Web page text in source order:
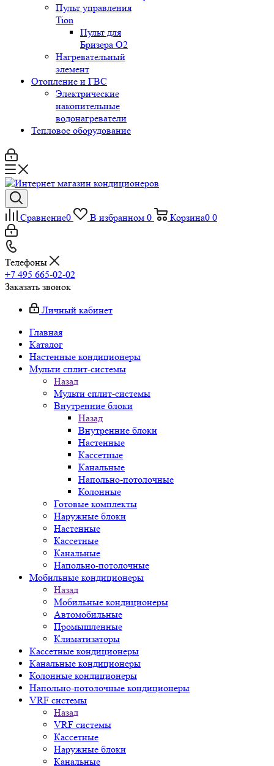
Пульт управления
Tion
Пульт для
Бризера O2
Нагревательный
элемент
Отопление и ГВС
Электрические
накопительные
водонагреватели
Тепловое оборудование
Сравнение0 В избранном 0 Корзина0 0
Телефоны
+7 495 665-02-02
Заказать звонок
Личный кабинет
Главная
Каталог
Настенные кондиционеры
Мульти сплит-системы
Назад
Мульти сплит-системы
Внутренние блоки
Назад
Внутренние блоки
Настенные
Кассетные
Канальные
Напольно-потолочные
Колонные
Готовые комплекты
Наружные блоки
Настенные
Кассетные
Канальные
Напольно-потолочные
Мобильные кондиционеры
Назад
Мобильные кондиционеры
Автомобильные
Промышленные
Климатизаторы
Кассетные кондиционеры
Канальные кондиционеры
Колонные кондиционеры
Напольно-потолочные кондиционеры
VRF системы
Назад
VRF системы
Кассетные
Наружные блоки
Канальные